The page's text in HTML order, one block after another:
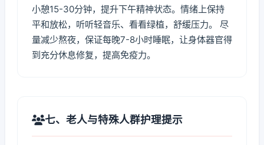
小憩15-30分钟，提升下午精神状态。情绪上保持
平和放松，听听轻音乐、看看绿植，舒缓压力。 尽
量减少熬夜，保证每晚7-8小时睡眠，让身体器官得
到充分休息修复，提高免疫力。
七、老人与特殊人群护理提示